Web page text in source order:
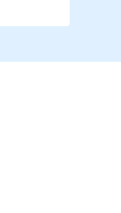
flujos de
y basados en